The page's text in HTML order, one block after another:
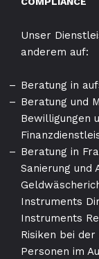
Unser
anderem auf:
Beratung in
Beratung und
Bewilligungen
Beratung in
Sanierung und
Instruments
Instruments
Risiken bei
Personen im